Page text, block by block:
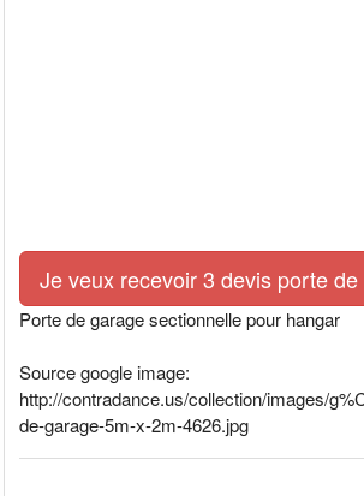
Je veux recevoir 3 devis porte
Porte de garage sectionnelle pour hangar
Source google image:
http://contradance.us/collection/images/
de-garage-5m-x-2m-4626.jpg